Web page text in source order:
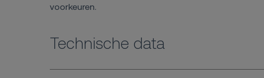
voorkeuren.
Technische data